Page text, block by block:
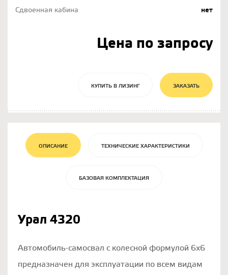
Сдвоенная кабина
нет
Цена по запросу
КУПИТЬ В ЛИЗИНГ ЗАКАЗАТЬ
ОПИСАНИЕ ТЕХНИЧЕСКИЕ ХАРАКТЕРИСТИКИ
БАЗОВАЯ КОМПЛЕКТАЦИЯ
Урал 4320
Автомобиль-самосвал с колесной формулой 6x6
предназначен для эксплуатации по всем видам